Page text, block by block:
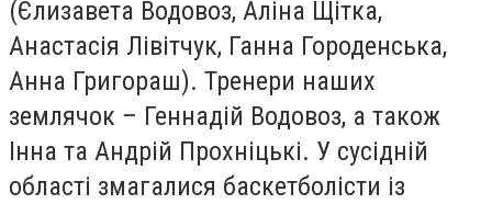
(Єлизавета Водовоз, Аліна Щітка,
Анастасія Лівітчук, Ганна Городенська,
Анна Григораш). Тренери наших
землячок – Геннадій Водовоз, а також
Інна та Андрій Прохніцькі. У сусідній
області змагалися баскетболісти із